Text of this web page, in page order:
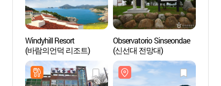
Windyhill Resort
(바람의언덕 리조트)
Observatorio Sinseondae
(신선대 전망대)